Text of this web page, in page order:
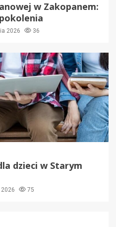
w Zakopanem:
2026 36
dzieci w Starym
75